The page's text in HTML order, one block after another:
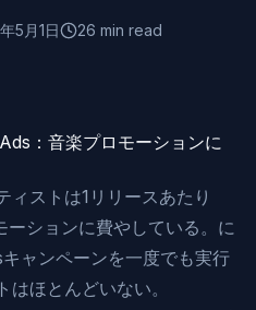
5月1日 26 min read
：音楽プロモーションに
ィストは1リリースあたり
ションに費やしている。に
ャンペーンを一度でも実行
ほとんどいない。